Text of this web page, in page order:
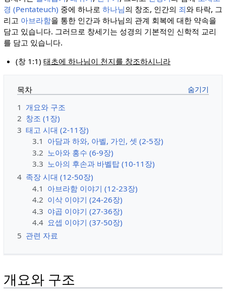
경 (Pentateuch) 중에 하나로 하나님의 창조, 인간의 죄와 타락, 그
리고 아브라함을 통한 인간과 하나님의 관계 회복에 대한 약속을
담고 있습니다. 그러므로 창세기는 성경의 기본적인 신학적 교리
를 담고 있습니다.
(창 1:1)태초에 하나님이 천지를 창조하시니라
목차
1 개요와 구조
2 창조 (1장)
3 태고 시대 (2-11장)
3.1 아담과 하와, 아벨, 가인, 셋 (2-5장)
3.2 노아와 홍수 (6-9장)
3.3 노아의 후손과 바벨탑 (10-11장)
4 족장 시대 (12-50장)
4.1 아브라함 이야기 (12-23장)
4.2 이삭 이야기 (24-26장)
4.3 야곱 이야기 (27-36장)
4.4 요셉 이야기 (37-50장)
5 관련 자료
개요와 구조